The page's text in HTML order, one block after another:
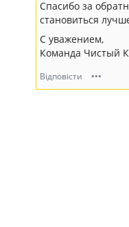
Спасибо за
становиться
С уважением,
Команда Чистый
Відповісти •••